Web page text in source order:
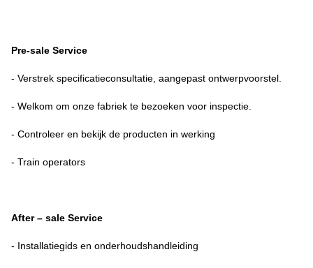
Pre-sale Service
- Verstrek specificatieconsultatie, aangepast ontwerpvoorstel.
- Welkom om onze fabriek te bezoeken voor inspectie.
- Controleer en bekijk de producten in werking
- Train operators
After – sale Service
- Installatiegids en onderhoudshandleiding